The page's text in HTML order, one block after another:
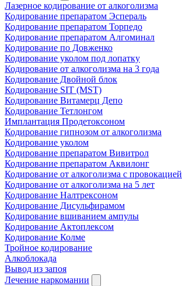
Лазерное кодирование от алкоголизма
Кодирование препаратом Эспераль
Кодирование препаратом Торпедо
Кодирование препаратом Алгоминал
Кодирование по Довженко
Кодирование уколом под лопатку
Кодирование от алкоголизма на 3 года
Кодирование Двойной блок
Кодирование SIT (MST)
Кодирование Витамерц Депо
Кодирование Тетлонгом
Имплантация Продетоксоном
Кодирование гипнозом от алкоголизма
Кодирование уколом
Кодирование препаратом Вивитрол
Кодирование препаратом Аквилонг
Кодирование от алкоголизма с провокацией
Кодирование от алкоголизма на 5 лет
Кодирование Налтрексоном
Кодирование Дисульфирамом
Кодирование вшиванием ампулы
Кодирование Актоплексом
Кодирование Колме
Тройное кодирование
Алкоблокада
Вывод из запоя
Лечение наркомании